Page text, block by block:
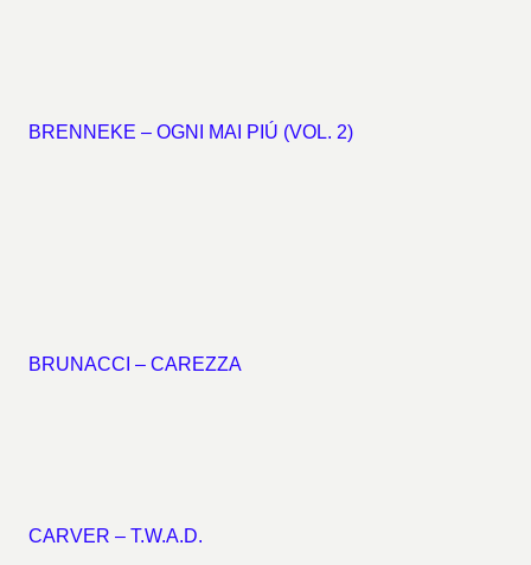
BRENNEKE – OGNI MAI PIÚ (VOL. 2)
BRUNACCI – CAREZZA
CARVER – T.W.A.D.